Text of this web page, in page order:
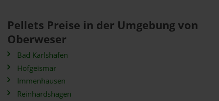
Pellets Preise in der Umgebung von
Oberweser
Bad Karlshafen
Hofgeismar
Immenhausen
Reinhardshagen